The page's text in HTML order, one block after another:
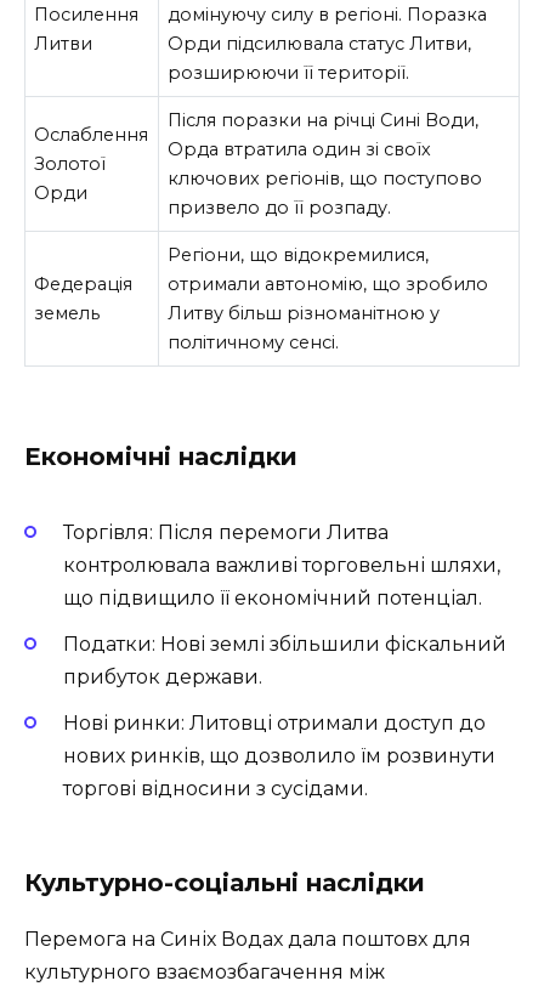
Посилення
Литви
домінуючу силу в регіоні. Поразка
Орди підсилювала статус Литви,
розширюючи її території.
Ослаблення
Золотої
Орди
Після поразки на річці Сині Води,
Орда втратила один зі своїх
ключових регіонів, що поступово
призвело до її розпаду.
Федерація
земель
Регіони, що відокремилися,
отримали автономію, що зробило
Литву більш різноманітною у
політичному сенсі.
Економічні наслідки
Торгівля: Після перемоги Литва
контролювала важливі торговельні шляхи,
що підвищило її економічний потенціал.
Податки: Нові землі збільшили фіскальний
прибуток держави.
Нові ринки: Литовці отримали доступ до
нових ринків, що дозволило їм розвинути
торгові відносини з сусідами.
Культурно-соціальні наслідки
Перемога на Синіх Водах дала поштовх для
культурного взаємозбагачення між